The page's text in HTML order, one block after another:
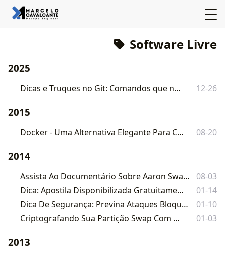
Software Livre
2025
Dicas e Truques no Git: Comandos que nos salvam 12-26
2015
Docker - Uma Alternativa Elegante Para Containers No Linux 08-20
2014
Assista Ao Documentário Sobre Aaron Swartz O Menino Da Internet
08-03
Dica: Apostila Disponibilizada Gratuitamente - Pfsense
01-14
Dica De Segurança: Previna Ataques Bloqueando Pacotes Icmp Indesejados
01-10
Criptografando Sua Partição Swap Com O Ecryptfs
01-03
2013